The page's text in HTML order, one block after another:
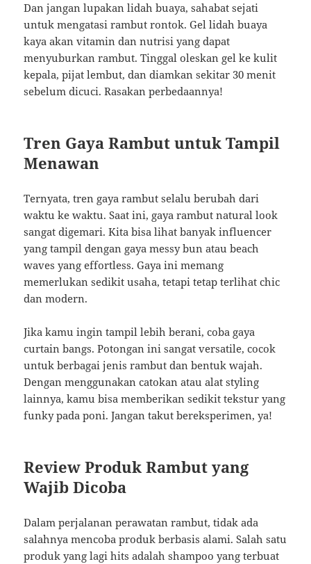
Dan jangan lupakan lidah buaya, sahabat sejati
untuk mengatasi rambut rontok. Gel lidah buaya
kaya akan vitamin dan nutrisi yang dapat
menyuburkan rambut. Tinggal oleskan gel ke kulit
kepala, pijat lembut, dan diamkan sekitar 30 menit
sebelum dicuci. Rasakan perbedaannya!
Tren Gaya Rambut untuk Tampil
Menawan
Ternyata, tren gaya rambut selalu berubah dari
waktu ke waktu. Saat ini, gaya rambut natural look
sangat digemari. Kita bisa lihat banyak influencer
yang tampil dengan gaya messy bun atau beach
waves yang effortless. Gaya ini memang
memerlukan sedikit usaha, tetapi tetap terlihat chic
dan modern.
Jika kamu ingin tampil lebih berani, coba gaya
curtain bangs. Potongan ini sangat versatile, cocok
untuk berbagai jenis rambut dan bentuk wajah.
Dengan menggunakan catokan atau alat styling
lainnya, kamu bisa memberikan sedikit tekstur yang
funky pada poni. Jangan takut bereksperimen, ya!
Review Produk Rambut yang
Wajib Dicoba
Dalam perjalanan perawatan rambut, tidak ada
salahnya mencoba produk berbasis alami. Salah satu
produk yang lagi hits adalah shampoo yang terbuat